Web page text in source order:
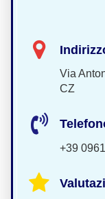
Via
CZ
+39